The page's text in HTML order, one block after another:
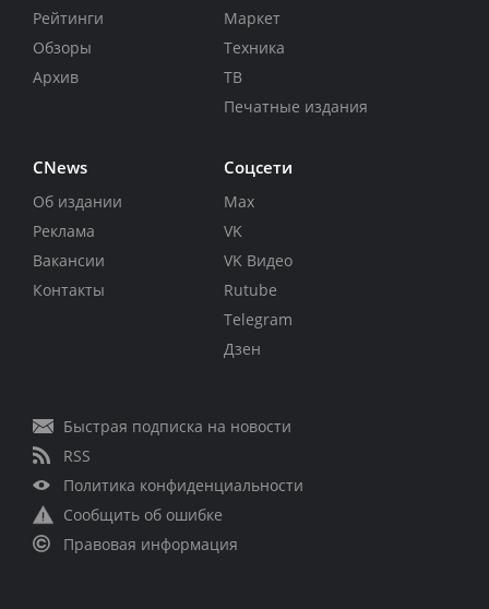
Рейтинги
Обзоры
Архив
Маркет
Техника
ТВ
Печатные издания
CNews
Об издании
Реклама
Вакансии
Контакты
Соцсети
Max
VK
VK Видео
Rutube
Telegram
Дзен
Быстрая подписка на новости
RSS
Политика конфиденциальности
Сообщить об ошибке
Правовая информация